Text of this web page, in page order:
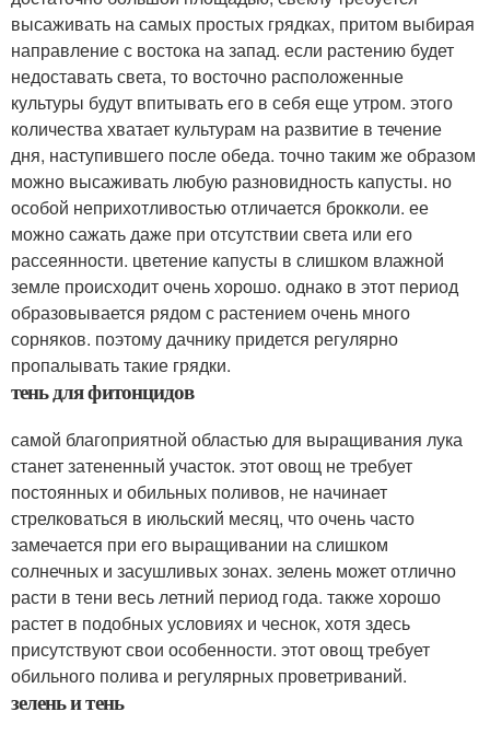
высаживать на самых простых грядках, притом выбирая
направление с востока на запад. если растению будет
недоставать света, то восточно расположенные
культуры будут впитывать его в себя еще утром. этого
количества хватает культурам на развитие в течение
дня, наступившего после обеда. точно таким же образом
можно высаживать любую разновидность капусты. но
особой неприхотливостью отличается брокколи. ее
можно сажать даже при отсутствии света или его
рассеянности. цветение капусты в слишком влажной
земле происходит очень хорошо. однако в этот период
образовывается рядом с растением очень много
сорняков. поэтому дачнику придется регулярно
пропалывать такие грядки.
тень для фитонцидов
самой благоприятной областью для выращивания лука
станет затененный участок. этот овощ не требует
постоянных и обильных поливов, не начинает
стрелковаться в июльский месяц, что очень часто
замечается при его выращивании на слишком
солнечных и засушливых зонах. зелень может отлично
расти в тени весь летний период года. также хорошо
растет в подобных условиях и чеснок, хотя здесь
присутствуют свои особенности. этот овощ требует
обильного полива и регулярных проветриваний.
зелень и тень